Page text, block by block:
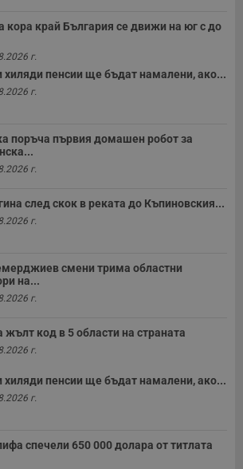
кора край България се движи на юг с до
г.
хиляди пенсии ще бъдат намалени, ако...
г.
поръча първия домашен робот за
г.
след скок в реката до Къпиновския...
г.
смени трима областни
на...
г.
жълт код в 5 области на страната
г.
хиляди пенсии ще бъдат намалени, ако...
г.
спечели 650 000 долара от титлата